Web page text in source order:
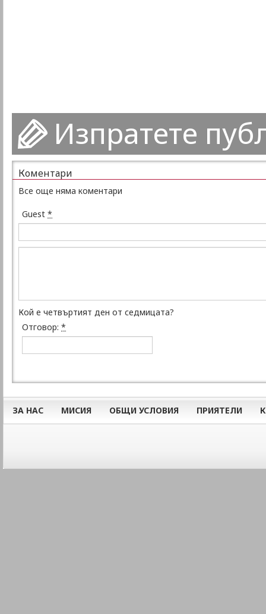
Изпратете
Коментари
Все още няма коментари
Guest *
Кой е четвъртият ден от седмицата?
Отговор: *
ЗА НАС МИСИЯ ОБЩИ УСЛОВИЯ ПРИЯТЕЛИ